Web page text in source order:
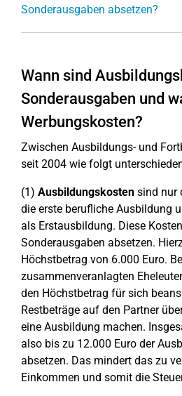
Sonderausgaben absetzen?
Wann sind
Sonderausgaben und
Werbungskosten?
Zwischen Ausbildungs- und
seit 2004 wie folgt
(1) Ausbildungskosten sind nur
die erste berufliche Ausbildung
als Erstausbildung. Diese
Sonderausgaben absetzen.
Höchstbetrag von 6.000 Euro.
zusammenveranlagten
den Höchstbetrag für sich
Restbeträge auf den Partner
eine Ausbildung machen.
also bis zu 12.000 Euro der
absetzen. Das mindert das zu
Einkommen und somit die